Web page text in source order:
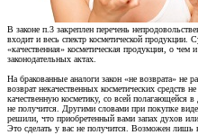
В законе п.3 закреплен перечень
входит и весь спектр косметической продукции.
«качественная» косметическая продукция, о чем
законодательных актах.
На бракованные аналоги закон «не возврата» не
возврат некачественных косметических средств
качественную косметику, со всей полагающейся
не получится. Другими словами при покупке
решили, что приобретенный вами запах духов
Это сделать у вас не получится. Возможен лишь